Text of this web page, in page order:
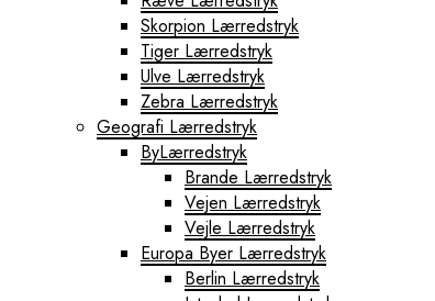
Skorpion Lærredstryk
Tiger Lærredstryk
Ulve Lærredstryk
Zebra Lærredstryk
Geografi Lærredstryk
ByLærredstryk
Brande Lærredstryk
Vejen Lærredstryk
Vejle Lærredstryk
Europa Byer Lærredstryk
Berlin Lærredstryk